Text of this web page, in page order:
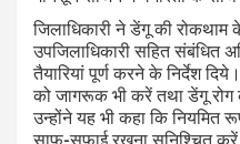
जिलाधिकारी ने डेंगू की रोकथाम
उपजिलाधिकारी सहित संबंधित
तैयारियां पूर्ण करने के निर्देश
को जागरूक भी करें तथा डेंगू रोग
उन्होंने यह भी कहा कि नियमित